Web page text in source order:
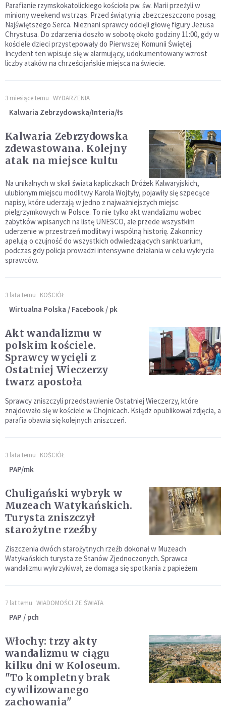
Parafianie rzymskokatolickiego kościoła pw. św. Marii przeżyli w
miniony weekend wstrząs. Przed świątynią zbezczeszczono posąg
Najświętszego Serca. Nieznani sprawcy odcięli głowę figury Jezusa
Chrystusa. Do zdarzenia doszło w sobotę około godziny 11:00, gdy w
kościele dzieci przystępowały do Pierwszej Komunii Świętej.
Incydent ten wpisuje się w alarmujący, udokumentowany wzrost
liczby ataków na chrześcijańskie miejsca na świecie.
3 miesiące temu WYDARZENIA
Kalwaria Zebrzydowska/Interia/łs
Kalwaria Zebrzydowska
zdewastowana. Kolejny
atak na miejsce kultu
Na unikalnych w skali świata kapliczkach Dróżek Kalwaryjskich,
ulubionym miejscu modlitwy Karola Wojtyły, pojawiły się szpecące
napisy, które uderzają w jedno z najważniejszych miejsc
pielgrzymkowych w Polsce. To nie tylko akt wandalizmu wobec
zabytków wpisanych na listę UNESCO, ale przede wszystkim
uderzenie w przestrzeń modlitwy i wspólną historię. Zakonnicy
apelują o czujność do wszystkich odwiedzających sanktuarium,
podczas gdy policja prowadzi intensywne działania w celu wykrycia
sprawców.
3 lata temu KOŚCIÓŁ
Wirtualna Polska / Facebook / pk
Akt wandalizmu w
polskim kościele.
Sprawcy wycięli z
Ostatniej Wieczerzy
twarz apostoła
Sprawcy zniszczyli przedstawienie Ostatniej Wieczerzy, które
znajdowało się w kościele w Chojnicach. Ksiądz opublikował zdjęcia, a
parafia obawia się kolejnych zniszczeń.
3 lata temu KOŚCIÓŁ
PAP/mk
Chuligański wybryk w
Muzeach Watykańskich.
Turysta zniszczył
starożytne rzeźby
Ziszczenia dwóch starożytnych rzeźb dokonał w Muzeach
Watykańskich turysta ze Stanów Zjednoczonych. Sprawca
wandalizmu wykrzykiwał, że domaga się spotkania z papieżem.
7 lat temu WIADOMOŚCI ZE ŚWIATA
PAP / pch
Włochy: trzy akty
wandalizmu w ciągu
kilku dni w Koloseum.
"To kompletny brak
cywilizowanego
zachowania"